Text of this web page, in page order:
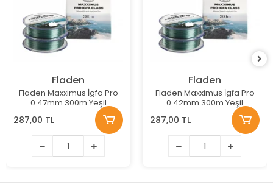
Fladen
Fladen Maxximus İgfa Pro
0.47mm 300m Yeşil
Monofilament Misina
287,00 TL
Fladen
Fladen Maxximus İgfa Pro
0.42mm 300m Yeşil
Monofilament Misina
287,00 TL